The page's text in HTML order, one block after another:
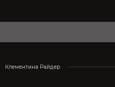
Клементина Райдер